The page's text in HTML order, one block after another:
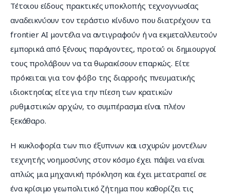
Τέτοιου είδους πρακτικές υποκλοπής τεχνογνωσίας
αναδεικνύουν τον τεράστιο κίνδυνο που διατρέχουν τα
frontier AI μοντέλα να αντιγραφούν ή να εκμεταλλευτούν
εμπορικά από ξένους παράγοντες, προτού οι δημιουργοί
τους προλάβουν να τα θωρακίσουν επαρκώς. Είτε
πρόκειται για τον φόβο της διαρροής πνευματικής
ιδιοκτησίας είτε για την πίεση των κρατικών
ρυθμιστικών αρχών, το συμπέρασμα είναι πλέον
ξεκάθαρο.
Η κυκλοφορία των πιο έξυπνων και ισχυρών μοντέλων
τεχνητής νοημοσύνης στον κόσμο έχει πάψει να είναι
απλώς μια μηχανική πρόκληση και έχει μετατραπεί σε
ένα κρίσιμο γεωπολιτικό ζήτημα που καθορίζει τις